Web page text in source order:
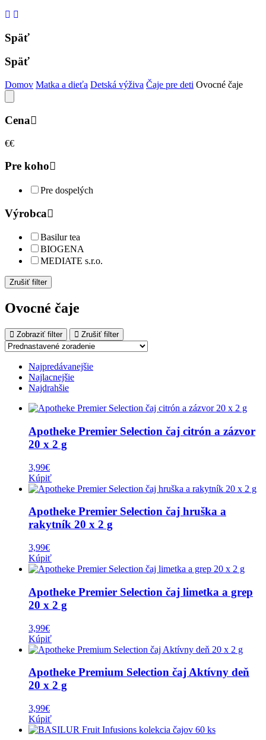
Späť
Späť
Domov Matka a dieťa Detská výživa Čaje pre deti Ovocné čaje
Cena
€€
Pre koho
Pre dospelých
Výrobca
Basilur tea
BIOGENA
MEDIATE s.r.o.
Zrušiť filter
Ovocné čaje
Zobraziť filter Zrušiť filter
Najpredávanejšie
Najlacnejšie
Najdrahšie
Apotheke Premier Selection čaj citrón a zázvor
20 x 2 g
3,99€
Kúpiť
Apotheke Premier Selection čaj hruška a
rakytník 20 x 2 g
3,99€
Kúpiť
Apotheke Premier Selection čaj limetka a grep
20 x 2 g
3,99€
Kúpiť
Apotheke Premium Selection čaj Aktívny deň
20 x 2 g
3,99€
Kúpiť